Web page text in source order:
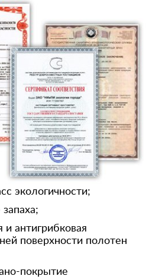
экологичности;
запаха;
и антигрибковая
поверхности полотен
покрытие